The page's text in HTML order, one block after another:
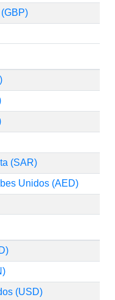
(SAR)
Unidos (AED)
(USD)